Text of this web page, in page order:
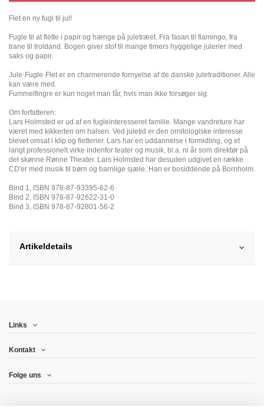
Flet en ny fugl til jul!
Fugle til at flette i papir og hænge på juletræet. Fra fasan til flamingo, fra
trane til troldand. Bogen giver stof til mange timers hyggelige julerier med
saks og papir.
Jule·Fugle·Flet er en charmerende fornyelse af de danske juletraditioner. Alle
kan være med.
Fummelfingre er kun noget man får, hvis man ikke forsøger sig.
Om forfatteren:
Lars Holmsted er ud af en fugleinteresseret familie. Mange vandreture har
været med kikkerten om halsen. Ved juletid er den ornitologiske interesse
blevet omsat i klip og fletterier. Lars har en uddannelse i formidling, og et
langt professionelt virke indenfor teater og musik, bl.a. ni år som direktør på
det skønne Rønne Theater. Lars Holmsted har desuden udgivet en række
CD'er med musik til børn og barnlige sjæle. Han er bosiddende på Bornholm.
Bind 1, ISBN 978-87-93395-62-6
Bind 2, ISBN 978-87-92622-31-0
Bind 3, ISBN 978-87-92801-56-2
Artikeldetails
Links
Kontakt
Folge uns